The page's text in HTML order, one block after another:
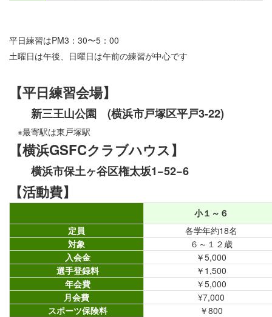
平日練習はPM3：30〜5：00
土曜日は午後、日曜日は午前の練習が中心です
【平日練習会場】
新三王山公園 (横浜市戸塚区平戸3-22)
※最寄駅は東戸塚駅
【横浜GSFCクラブハウス】
横浜市保土ヶ谷区権太坂1−52−6
【活動費】
小１～６
定員
各学年約18名
対象
６～１２歳
入会金
￥5,000
選手登録料
￥1,500
年会費
￥5,000
月会費
¥7,000
スポーツ保険料
￥800